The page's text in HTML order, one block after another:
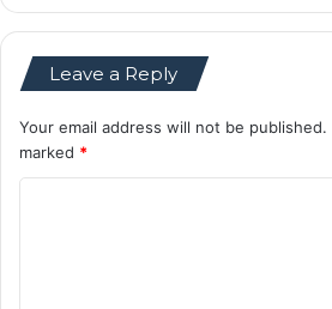
Leave a Reply
Your email address will not be published.
marked *